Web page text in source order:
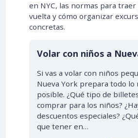
en NYC, las normas para
vuelta y cómo organizar
concretas.
Volar con niños a
Si vas a volar con niños
Nueva York prepara todo lo
posible. ¿Qué tipo de
comprar para los niños?
descuentos especiales?
que tener en…